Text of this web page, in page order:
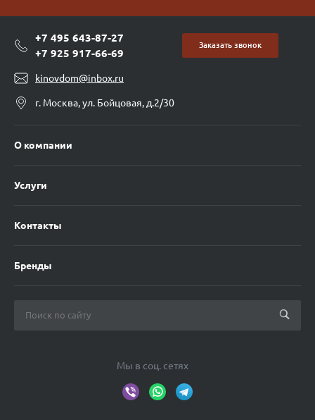
+7 495 643-87-27
+7 925 917-66-69
Заказать звонок
kinovdom@inbox.ru
г. Москва, ул. Бойцовая, д.2/30
О компании
Услуги
Контакты
Бренды
Мы в соц. сетях